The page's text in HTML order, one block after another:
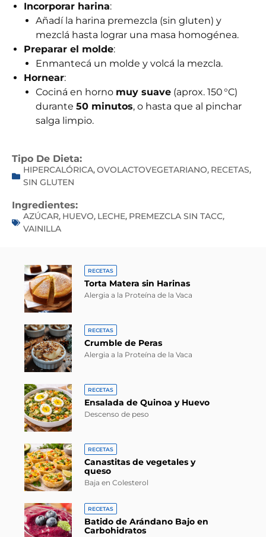
Incorporar harina:
Añadí la harina premezcla (sin gluten) y
mezclá hasta lograr una masa homogénea.
Preparar el molde:
Enmantecá un molde y volcá la mezcla.
Hornear:
Cociná en horno muy suave (aprox. 150 °C)
durante 50 minutos, o hasta que al pinchar
salga limpio.
Tipo De Dieta:
HIPERCALÓRICA,OVOLACTOVEGETARIANO, RECETAS,
SIN GLUTEN
Ingredientes:
AZÚCAR, HUEVO, LECHE, PREMEZCLA SIN TACC,
VAINILLA
RECETAS
Torta Matera sin Harinas
Alergia a la Proteína de la Vaca
RECETAS
Crumble de Peras
Alergia a la Proteína de la Vaca
RECETAS
Ensalada de Quinoa y Huevo
Descenso de peso
RECETAS
Canastitas de vegetales y
queso
Baja en Colesterol
RECETAS
Batido de Arándano Bajo en
Carbohidratos